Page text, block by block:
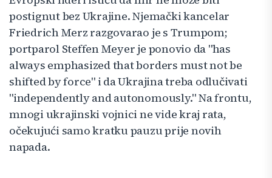
postignut bez Ukrajine. Njemački kancelar
Friedrich Merz razgovarao je s Trumpom;
portparol Steffen Meyer je ponovio da "has
always emphasized that borders must not be
shifted by force" i da Ukrajina treba odlučivati
"independently and autonomously." Na frontu,
mnogi ukrajinski vojnici ne vide kraj rata,
očekujući samo kratku pauzu prije novih
napada.